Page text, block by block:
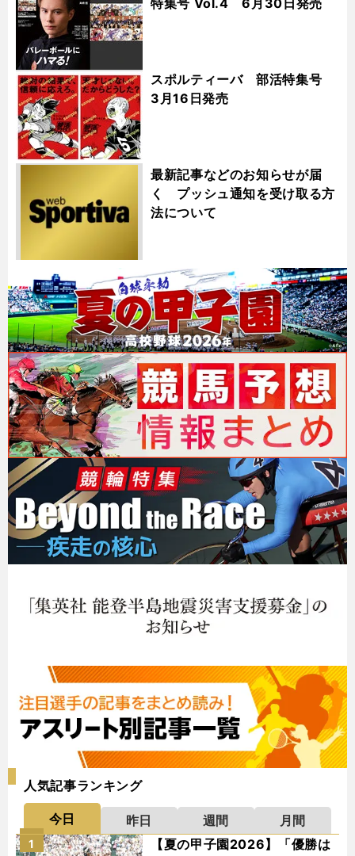
特集号 Vol.4 6月30日発売
スポルティーバ 部活特集号
3月16日発売
最新記事などのお知らせが届
く プッシュ通知を受け取る方
法について
人気記事ランキング
今日 昨日 週間
月間
【夏の甲子園2026】「優勝は
1